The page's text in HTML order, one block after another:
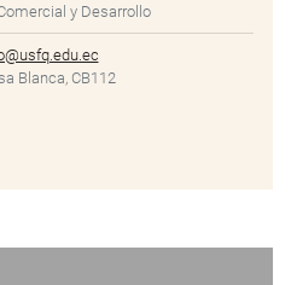
y Desarrollo
Blanca, CB112